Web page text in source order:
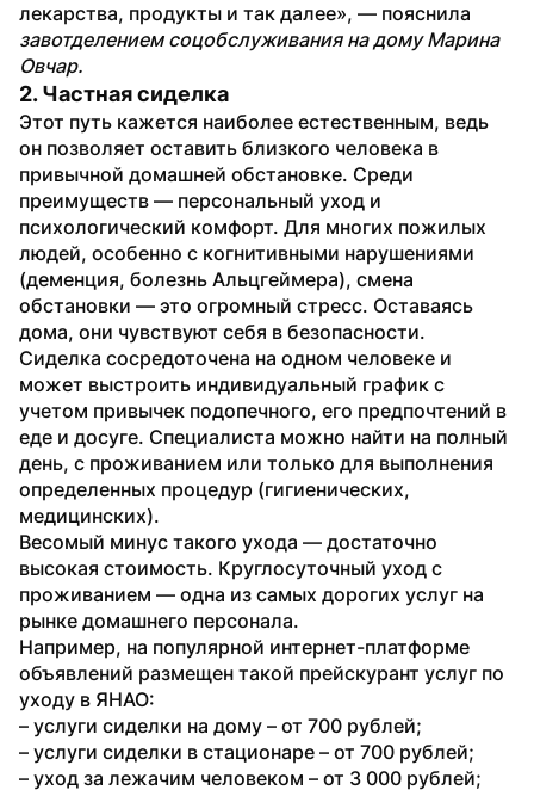
завотделением соцобслуживания на дому Марина
Овчар.
2. Частная сиделка
Этот путь кажется наиболее естественным, ведь
он позволяет оставить близкого человека в
привычной домашней обстановке. Среди
преимуществ — персональный уход и
психологический комфорт. Для многих пожилых
людей, особенно с когнитивными нарушениями
(деменция, болезнь Альцгеймера), смена
обстановки — это огромный стресс. Оставаясь
дома, они чувствуют себя в безопасности.
Сиделка сосредоточена на одном человеке и
может выстроить индивидуальный график с
учетом привычек подопечного, его предпочтений в
еде и досуге. Специалиста можно найти на полный
день, с проживанием или только для выполнения
определенных процедур (гигиенических,
медицинских).
Весомый минус такого ухода — достаточно
высокая стоимость. Круглосуточный уход с
проживанием — одна из самых дорогих услуг на
рынке домашнего персонала.
Например, на популярной интернет-платформе
объявлений размещен такой прейскурант услуг по
уходу в ЯНАО:
– услуги сиделки на дому – от 700 рублей;
– услуги сиделки в стационаре – от 700 рублей;
– уход за лежачим человеком – от 3 000 рублей;